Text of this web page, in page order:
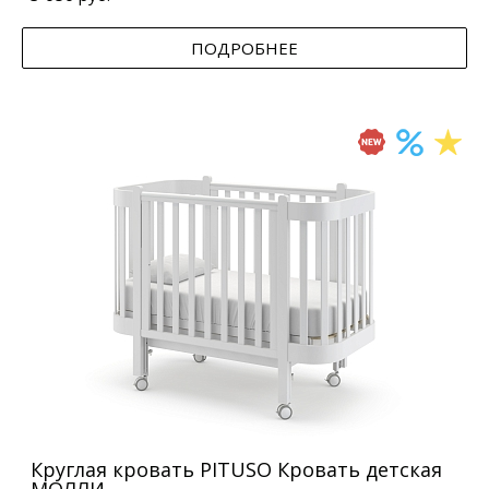
ПОДРОБНЕЕ
Круглая кровать PITUSO Кровать детская